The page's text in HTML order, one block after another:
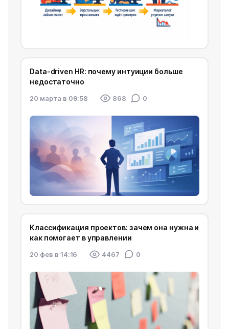
Data-driven HR: почему интуиции больше
недостаточно
20 марта в 09:58 868 0
Классификация проектов: зачем она нужна и
как помогает в управлении
20 фев в 14:16 4467 0